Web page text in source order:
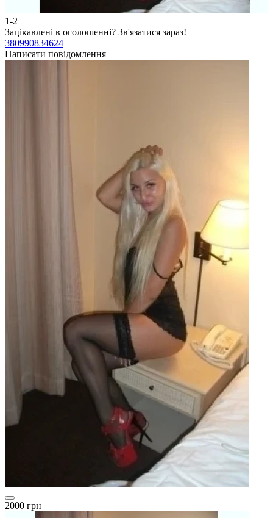
1-2
Зацікавлені в оголошенні? Зв'язатися зараз!
380990834624
Написати повідомлення
2000 грн